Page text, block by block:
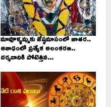
మావూళ్ళమ్మకు జేష్ఠమాసంలో జాతర..
ఆశాఢంలో ప్రత్యేక అలంకరణ..
దర్శనానికి పోటెత్తిన...